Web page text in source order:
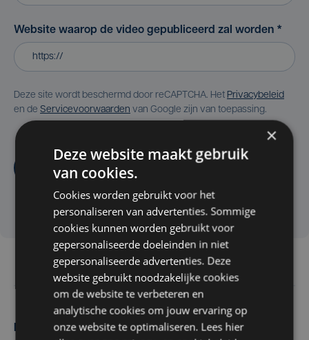
Website waarop de video gepubliceerd zal worden *
Deze site wordt beschermd door reCAPTCHA. Het Privacybeleid
en de Servicevoorwaarden van Google zijn van toepassing.
Aanvragen
Maak zelf het nieuws
×
Deze website maakt gebruik
van cookies.
Cookies worden gebruikt voor het
personaliseren van advertenties. Sommige
cookies kunnen worden gebruikt voor
gepersonaliseerde doeleinden in niet
gepersonaliseerde advertenties. Deze
website gebruikt noodzakelijke cookies
om de website te verbeteren en
analytische cookies om jouw ervaring op
onze website te optimaliseren. Lees hier